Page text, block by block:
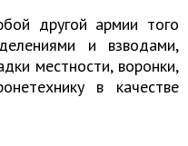
другой армии того
и взводами,
местности, воронки,
в качестве